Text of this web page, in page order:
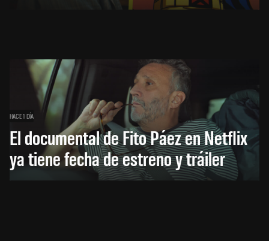
HACE 1 DÍA
El documental de Fito Páez en Netflix
ya tiene fecha de estreno y tráiler